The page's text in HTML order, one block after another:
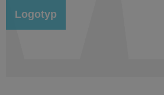
Logotyp